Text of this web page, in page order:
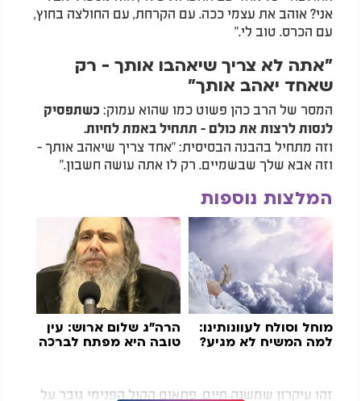
אני? אוהב את עצמי ככה. עם הקרחת, עם החולצה בחוץ,
עם הכרס. טוב לי."
"אתה לא צריך שיאהבו אותך - רק
שאחד יאהב אותך"
המסר של הרב כהן פשוט כמו שהוא עמוק: כשתפסיק
לנסות לרצות את כולם - תתחיל באמת לחיות.
וזה מתחיל בהבנה הבסיסית: "אחד צריך שיאהב אותך -
וזה אבא שלך שבשמיים. רק לו אתה עושה חשבון."
המלצות נוספות
מוחל וסולח לעוונותינו:
למה המשיח לא מגיע?
הרה"ג שלום ארוש: עין
טובה היא מפתח לברכה
זהו עיקרון שמשנה חיים. פתאום הקול הפנימי גובר על